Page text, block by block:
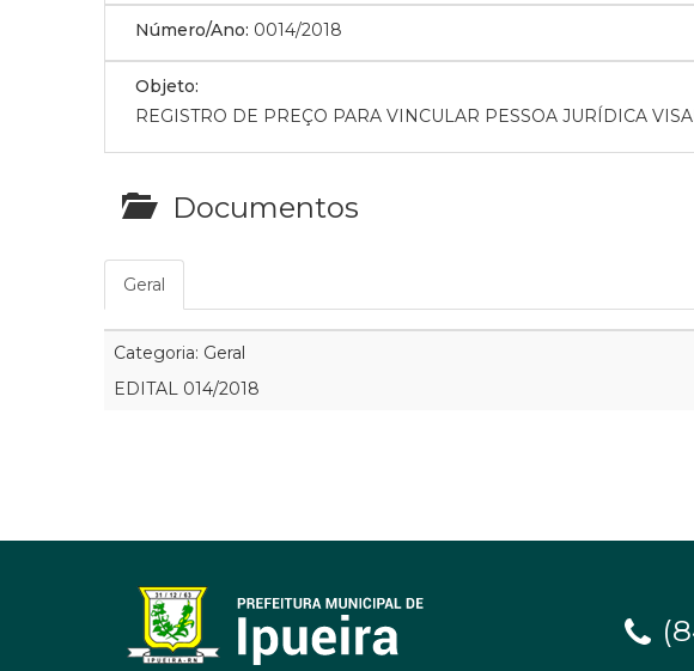
Número/Ano: 0014/2018
Objeto:
REGISTRO DE PREÇO PARA VINCULAR PESSOA JURÍDICA
Documentos
Geral
Categoria: Geral
EDITAL 014/2018